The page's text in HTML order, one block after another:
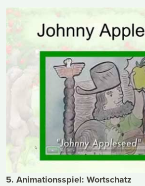
5. Animationsspiel: Wortschatz